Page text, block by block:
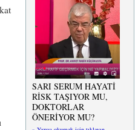
SARI SERUM HAYATİ
RİSK TAŞIYOR MU,
DOKTORLAR
ÖNERİYOR MU?